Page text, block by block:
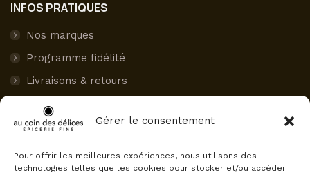
Gérer le consentement
Pour offrir les meilleures expériences, nous utilisons des
technologies telles que les cookies pour stocker et/ou accéder
INFOS PRATIQUES
Nos marques
Programme fidélité
Livraisons & retours
Paiement sécurisé
Mon compte
AVIS CLIENTS